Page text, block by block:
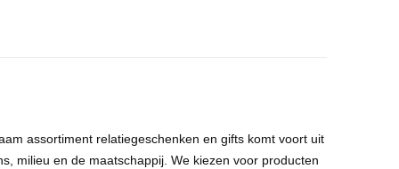
assortiment relatiegeschenken en gifts komt voort uit
milieu en de maatschappij. We kiezen voor producten